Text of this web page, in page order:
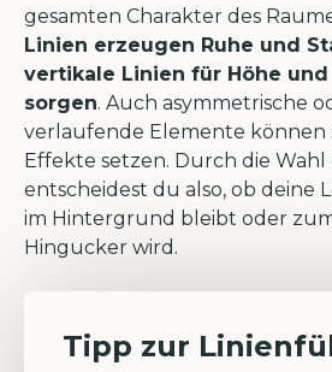
gesamten Charakter des
Linien erzeugen Ruhe und
vertikale Linien für Höhe
sorgen. Auch asymmetrische
verlaufende Elemente können
Effekte setzen. Durch die Wahl
entscheidest du also, ob deine
im Hintergrund bleibt oder
Hingucker wird.
Tipp zur